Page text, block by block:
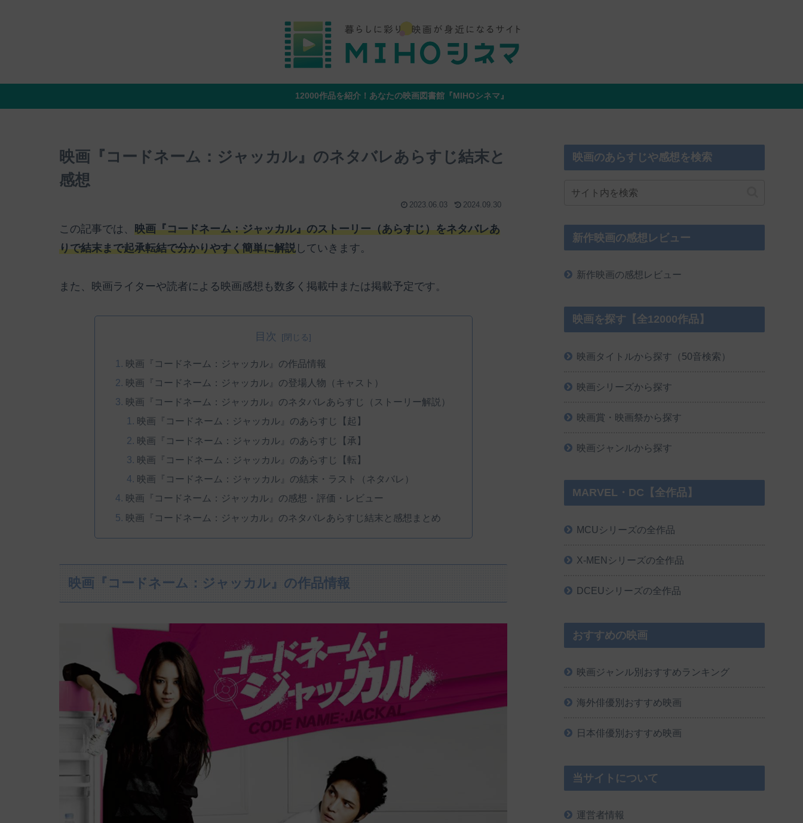
12000作品を紹介！あなたの映画図書館『MIHOシネマ』
映画『コードネーム：ジャッカル』のネタバレあらすじ結末と
感想
2023.06.03 2024.09.30
この記事では、 映画『コードネーム：ジャッカル』のストーリー（あらすじ）をネタバレあ
りで結末まで起承転結で分かりやすく簡単に解説 していきます。
また、映画ライターや読者による映画感想も数多く掲載中または掲載予定です。
目次
映画『コードネーム：ジャッカル』の作品情報
映画『コードネーム：ジャッカル』の登場人物（キャスト）
映画『コードネーム：ジャッカル』のネタバレあらすじ（ストーリー解説）
映画『コードネーム：ジャッカル』のあらすじ【起】
映画『コードネーム：ジャッカル』のあらすじ【承】
映画『コードネーム：ジャッカル』のあらすじ【転】
映画『コードネーム：ジャッカル』の結末・ラスト（ネタバレ）
映画『コードネーム：ジャッカル』の感想・評価・レビュー
映画『コードネーム：ジャッカル』のネタバレあらすじ結末と感想まとめ
映画『コードネーム：ジャッカル』の作品情報
映画のあらすじや感想を検索
新作映画の感想レビュー
新作映画の感想レビュー
映画を探す【全12000作品】
映画タイトルから探す（50音検索）
映画シリーズから探す
映画賞・映画祭から探す
映画ジャンルから探す
MARVEL・DC【全作品】
MCUシリーズの全作品
X-MENシリーズの全作品
DCEUシリーズの全作品
おすすめの映画
映画ジャンル別おすすめランキング
海外俳優別おすすめ映画
日本俳優別おすすめ映画
当サイトについて
運営者情報